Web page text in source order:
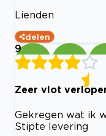
Lienden
delen
9
Zeer vlot
Gekregen wat ik
Stipte levering